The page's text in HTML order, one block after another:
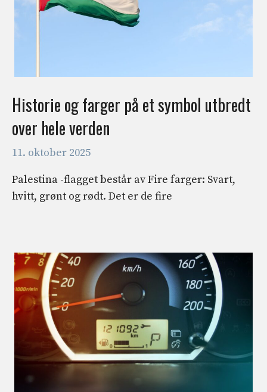
Historie og farger på et symbol utbredt
over hele verden
11. oktober 2025
Palestina -flagget består av Fire farger: Svart,
hvitt, grønt og rødt. Det er de fire